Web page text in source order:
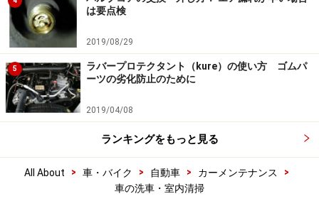
は要点検
2019/08/29
5
ラバープロテクタント（kure）の使い方 ゴムパ
ーツの劣化防止のために
2019/04/08
ランキングをもっと見る
All About > 車・バイク > 自動車 > カーメンテナンス
>
車の洗車・室内清掃